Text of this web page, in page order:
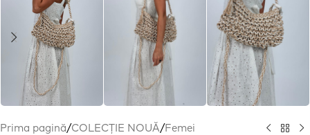
Prima pagină/COLECȚIE NOUĂ/Femei